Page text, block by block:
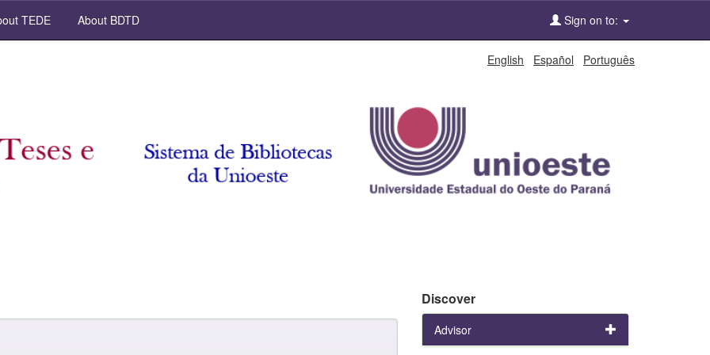
TEDE About BDTD Sign on to:
English Español Português
Discover
Advisor